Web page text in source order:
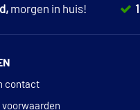
morgen in huis!
contact
voorwaarden